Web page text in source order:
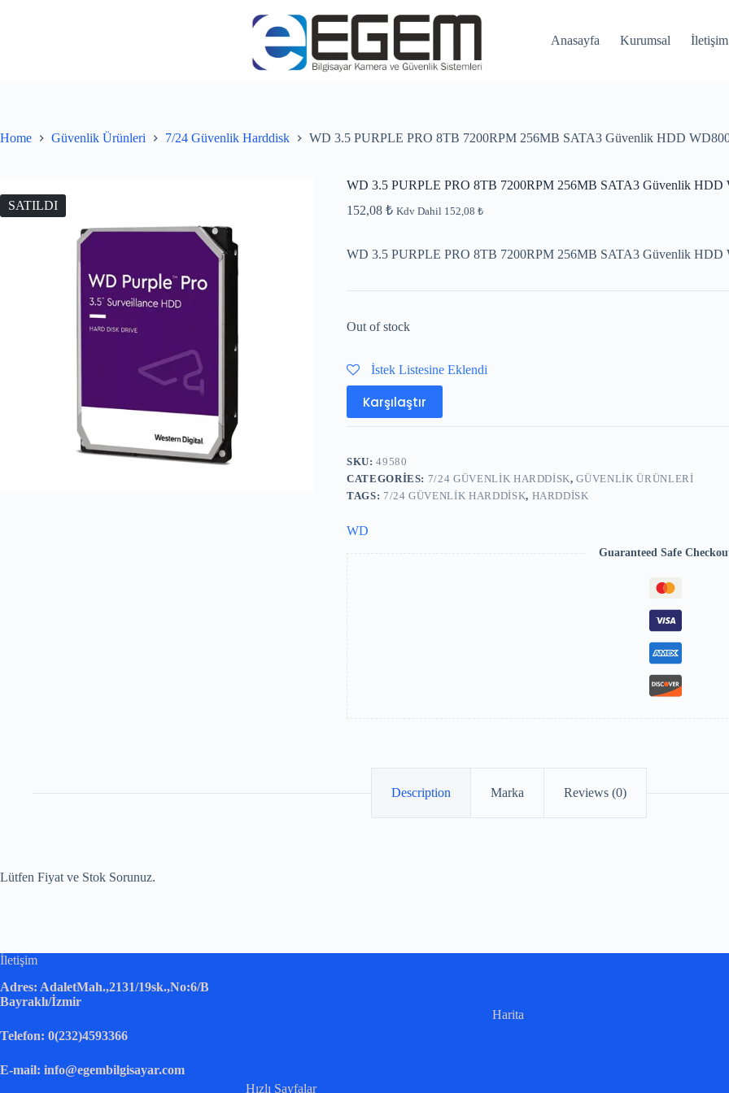
Anasayfa Kurumsal İletişim
Home Güvenlik Ürünleri 7/24 Güvenlik Harddisk WD 3.5 PURPLE PRO 8TB 7200RPM 256MB SATA3 Güvenlik HDD
SATILDI
WD 3.5 PURPLE PRO 8TB 7200RPM 256MB SATA3 Güvenlik HDD
152,08 ₺ Kdv Dahil 152,08 ₺
WD 3.5 PURPLE PRO 8TB 7200RPM 256MB SATA3 Güvenlik HDD
Out of stock
İstek Listesine Eklendi
Karşılaştır
SKU:49580
CATEGORIES: 7/24 GÜVENLIK HARDDISK,GÜVENLIK ÜRÜNLERI
TAGS: 7/24 GÜVENLIK HARDDISK, HARDDISK
WD
Guaranteed Safe
Description Marka Reviews (0)
Lütfen Fiyat ve Stok Sorunuz.
İletişim
Adres: AdaletMah.,2131/19sk.,No:6/B
Bayraklı/İzmir
Telefon: 0(232)4593366
E-mail: info@egembilgisayar.com
Hızlı Sayfalar
Harita